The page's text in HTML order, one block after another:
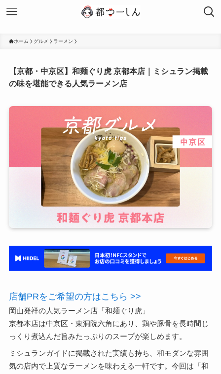
ホーム グルメ ラーメン
【京都・中京区】和麺ぐり虎 京都本店｜ミシュラン掲載
の味を堪能できる人気ラーメン店
店舗PRをご希望の方はこちら >>
岡山発祥の人気ラーメン店「和麺ぐり虎」
京都本店は中京区・東洞院六角にあり、鶏や豚骨を長時間じ
っくり煮込んだ旨みたっぷりのスープが楽しめます。
ミシュランガイドに掲載された実績も持ち、和モダンな雰囲
気の店内で上質なラーメンを味わえる一軒です。今回は「和